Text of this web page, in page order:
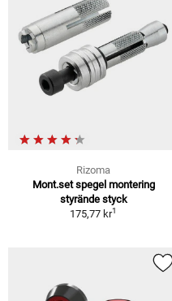
Rizoma
Mont.set spegel montering
styrände styck
175,77 kr1